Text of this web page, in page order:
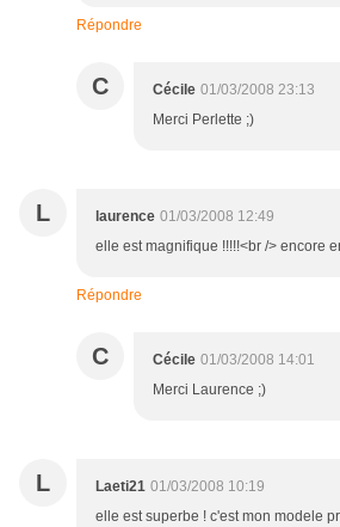
Répondre
C Cécile 01/03/2008 23:13
Merci Perlette ;)
L laurence 01/03/2008 12:49
elle est magnifique !!!!!<br /> encore
Répondre
C Cécile 01/03/2008 14:01
Merci Laurence ;)
L Laeti21 01/03/2008 10:19
elle est superbe ! c'est mon modele